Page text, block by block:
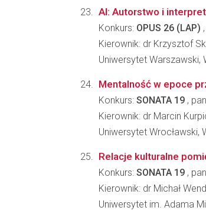
AI: Autorstwo i
Konkurs: OPUS 26 (LAP)
Kierownik: dr Krzysztof
Uniwersytet Warszawski,
Mentalność w epoce
Konkurs: SONATA 19 ,
Kierownik: dr Marcin
Uniwersytet Wrocławski,
Relacje kulturalne
Konkurs: SONATA 19 ,
Kierownik: dr Michał
Uniwersytet im. Adama